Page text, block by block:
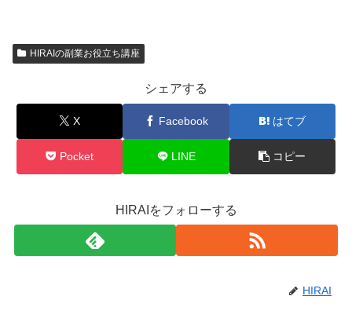
HIRAIの副業お役立ち講座
シェアする
X Facebook はてブ
Pocket LINE コピー
HIRAIをフォローする
HIRAI